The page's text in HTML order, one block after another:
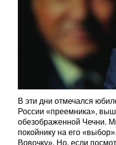
В эти дни отмечался
России «преемника»,
обезображенной Чечни.
покойнику на его
Вовочку». Но, если